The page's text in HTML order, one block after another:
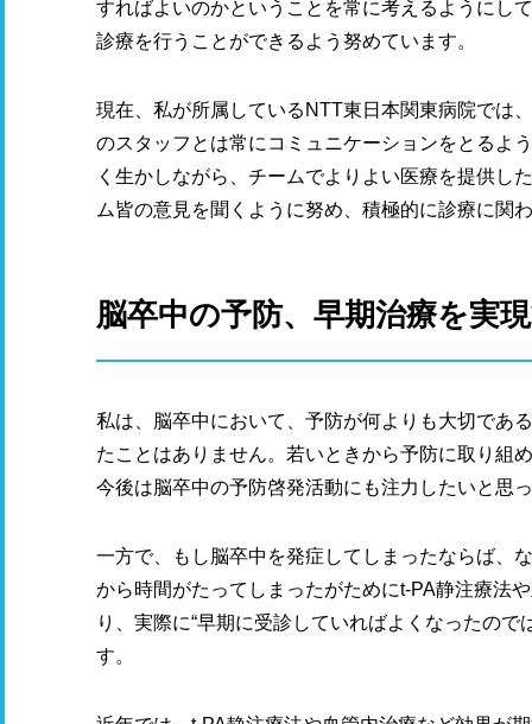
すればよいのかということを常に考えるようにし
診療を行うことができるよう努めています。
現在、私が所属しているNTT東日本関東病院では
のスタッフとは常にコミュニケーションをとるよ
く生かしながら、チームでよりよい医療を提供し
ム皆の意見を聞くように努め、積極的に診療に関
脳卒中の予防、早期治療を実
私は、脳卒中において、予防が何よりも大切であ
たことはありません。若いときから予防に取り組
今後は脳卒中の予防啓発活動にも注力したいと思
一方で、もし脳卒中を発症してしまったならば、
から時間がたってしまったがためにt-PA静注療法
り、実際に“早期に受診していればよくなったの
す。